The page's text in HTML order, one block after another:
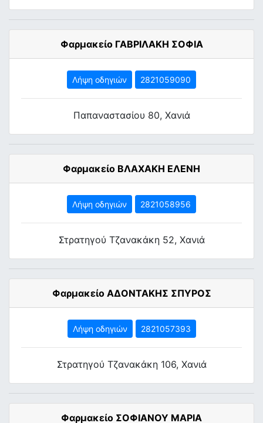
Φαρμακείο ΓΑΒΡΙΛΑΚΗ ΣΟΦΙΑ
Λήψη οδηγιών 2821059090
Παπαναστασίου 80, Χανιά
Φαρμακείο ΒΛΑΧΑΚΗ ΕΛΕΝΗ
Λήψη οδηγιών 2821058956
Στρατηγού Τζανακάκη 52, Χανιά
Φαρμακείο ΑΔΟΝΤΑΚΗΣ ΣΠΥΡΟΣ
Λήψη οδηγιών 2821057393
Στρατηγού Τζανακάκη 106, Χανιά
Φαρμακείο ΣΟΦΙΑΝΟΥ ΜΑΡΙΑ